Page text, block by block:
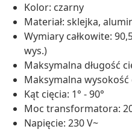
Kolor: czarny
Materiał: sklejka,
Wymiary całkowite:
wys.)
Maksymalna długość
Maksymalna wysokość
Kąt cięcia: 1° - 90°
Moc transformatora:
Napięcie: 230 V~